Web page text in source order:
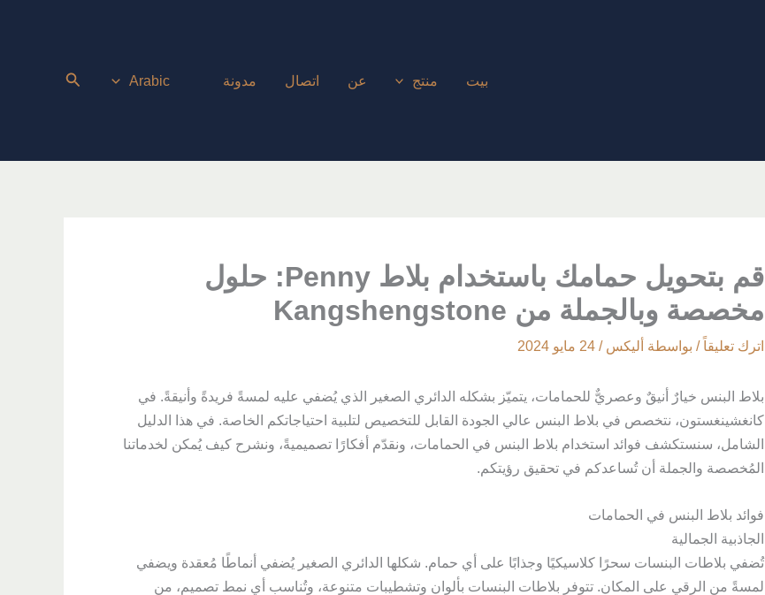
بيت
منتج عن اتصال مدونة Arabic
قم بتحويل حمامك باستخدام بلاط Penny: حلول
مخصصة وبالجملة من Kangshengstone
اترك تعليقاً / بواسطة أليكس/ 24 مايو 2024
بلاط البنس خيارٌ أنيقٌ وعصريٌّ للحمامات، يتميّز بشكله الدائري الصغير الذي يُضفي عليه لمسةً فريدةً وأنيقةً. في
كانغشينغستون، نتخصص في بلاط البنس عالي الجودة القابل للتخصيص لتلبية احتياجاتكم الخاصة. في هذا الدليل
الشامل، سنستكشف فوائد استخدام بلاط البنس في الحمامات، ونقدّم أفكارًا تصميميةً، ونشرح كيف يُمكن لخدماتنا
المُخصصة والجملة أن تُساعدكم في تحقيق رؤيتكم.
فوائد بلاط البنس في الحمامات
الجاذبية الجمالية
تُضفي بلاطات البنسات سحرًا كلاسيكيًا وجذابًا على أي حمام. شكلها الدائري الصغير يُضفي أنماطًا مُعقدة ويضفي
لمسةً من الرقي على المكان. تتوفر بلاطات البنسات بألوان وتشطيبات متنوعة، وتُناسب أي نمط تصميم، من